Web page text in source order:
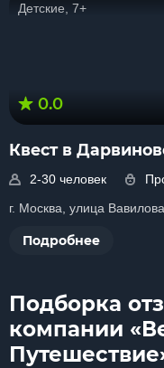
Детские, 7+
0.0
Квест в
2-30 человек
г. Москва, улица
Подробнее
Подборка
компании